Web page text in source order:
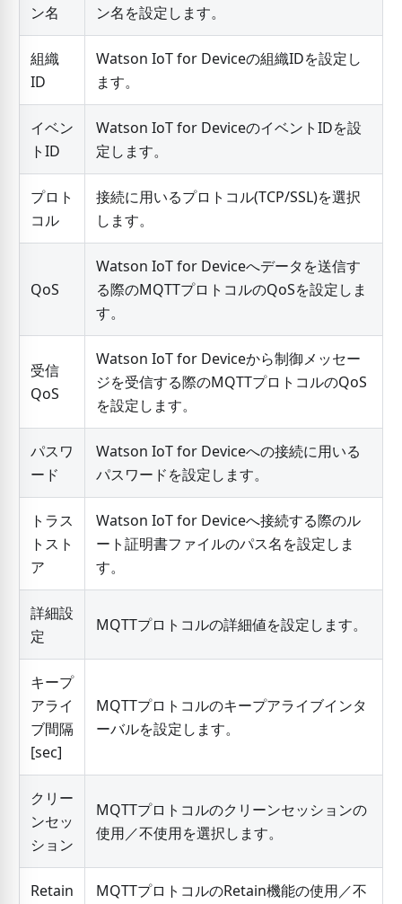
ン名
ン名を設定します。
組織
ID
Watson IoT for Deviceの組織IDを設定し
ます。
イベン
トID
Watson IoT for DeviceのイベントIDを設
定します。
プロト
コル
接続に用いるプロトコル(TCP/SSL)を選択
します。
QoS
Watson IoT for Deviceへデータを送信す
る際のMQTTプロトコルのQoSを設定しま
す。
受信
QoS
Watson IoT for Deviceから制御メッセー
ジを受信する際のMQTTプロトコルのQoS
を設定します。
パスワ
ード
Watson IoT for Deviceへの接続に用いる
パスワードを設定します。
トラス
トスト
ア
Watson IoT for Deviceへ接続する際のル
ート証明書ファイルのパス名を設定しま
す。
詳細設
定
MQTTプロトコルの詳細値を設定します。
キープ
アライ
ブ間隔
[sec]
MQTTプロトコルのキープアライブインタ
ーバルを設定します。
クリー
ンセッ
ション
MQTTプロトコルのクリーンセッションの
使用／不使用を選択します。
Retain
MQTTプロトコルのRetain機能の使用／不